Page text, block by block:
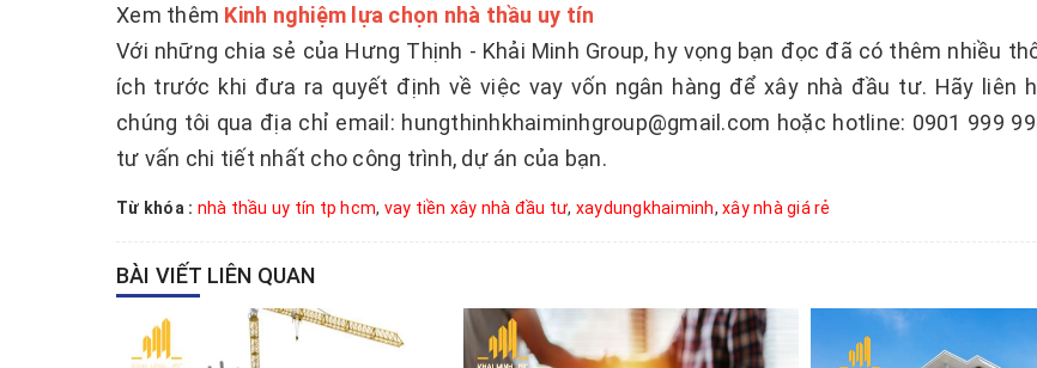
Xem thêm Kinh nghiệm lựa chọn nhà thầu uy tín
Với những chia sẻ của Hưng Thịnh - Khải Minh Group, hy vọng bạn đọc đã có thêm nhiều
ích trước khi đưa ra quyết định về việc vay vốn ngân hàng để xây nhà đầu tư. Hãy liên
chúng tôi qua địa chỉ email: hungthinhkhaiminhgroup@gmail.com hoặc hotline: 0901 999
tư vấn chi tiết nhất cho công trình, dự án của bạn.
Từ khóa : nhà thầu uy tín tp hcm, vay tiền xây nhà đầu tư, xaydungkhaiminh, xây nhà giá rẻ
BÀI VIẾT LIÊN QUAN